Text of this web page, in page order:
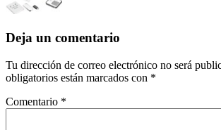
Deja un comentario
Tu dirección de correo electrónico no será
obligatorios están marcados con *
Comentario *